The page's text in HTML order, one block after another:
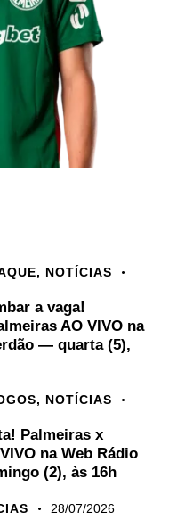
NOTÍCIAS
a vaga!
AO VIVO na
— quarta (5),
NOTÍCIAS
Palmeiras x
na Web Rádio
(2), às 16h
28/07/2026